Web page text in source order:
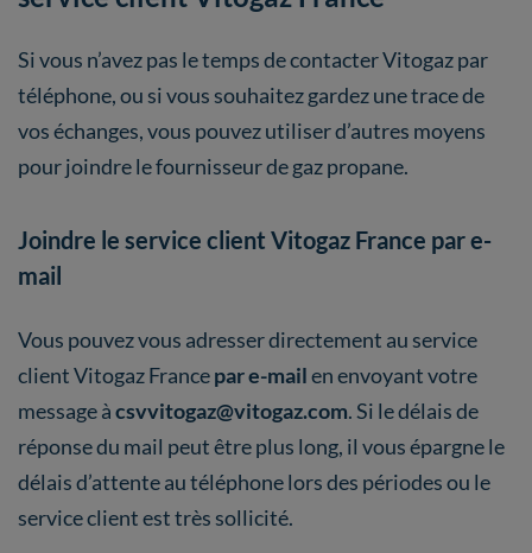
Si vous n’avez pas le temps de contacter Vitogaz par
téléphone, ou si vous souhaitez gardez une trace de
vos échanges, vous pouvez utiliser d’autres moyens
pour joindre le fournisseur de gaz propane.
Joindre le service client Vitogaz France par e-
mail
Vous pouvez vous adresser directement au service
client Vitogaz Francepar e-mailen envoyant votre
message àcsvvitogaz@vitogaz.com. Si le délais de
réponse du mail peut être plus long, il vous épargne le
délais d’attente au téléphone lors des périodes ou le
service client est très sollicité.